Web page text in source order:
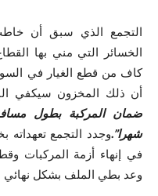
التجمع الذي سبق أن
الخسائر التي مني بها
كاف من قطع الغيار في
أن ذلك المخزون سيكفي البلاد مدة 5
شهرا”.وجدد التجمع
في إنهاء أزمة المركبات
وعد بطي الملف بشكل نهائي